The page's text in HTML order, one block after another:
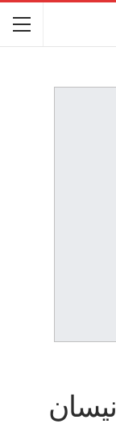
طرابلسي يستعيد 13 نيسان